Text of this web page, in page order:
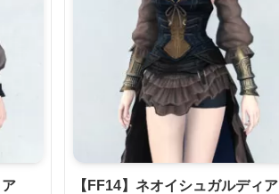
【FF14】ネオイシュガルディア